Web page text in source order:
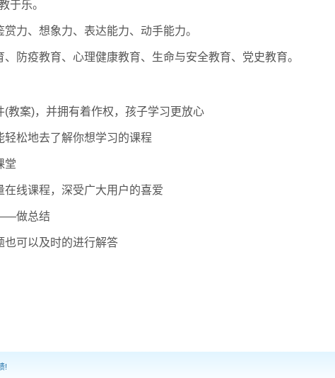
于乐。
力、想象力、表达能力、动手能力。
防疫教育、心理健康教育、生命与安全教育、党史教育。
教案)，并拥有着作权，孩子学习更放心
松地去了解你想学习的课程
堂
线课程，深受广大用户的喜爱
做总结
也可以及时的进行解答
!